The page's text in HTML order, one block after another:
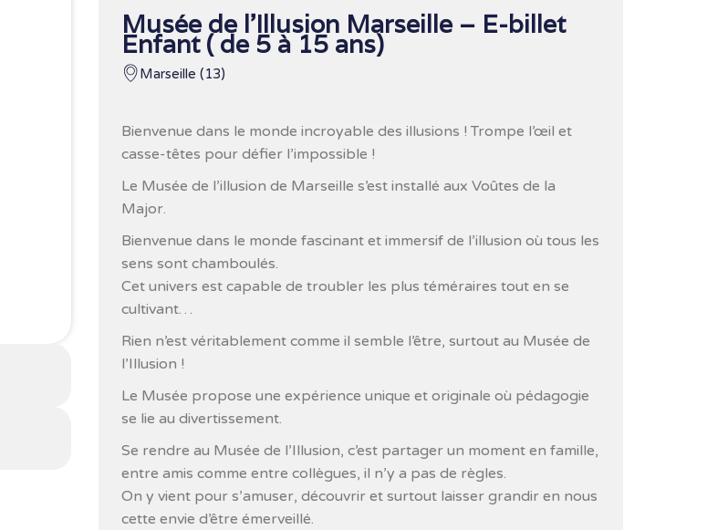
Musée de l’Illusion Marseille – E-billet
Enfant ( de 5 à 15 ans)
Marseille (13)
Bienvenue dans le monde incroyable des illusions ! Trompe l’œil et
casse-têtes pour défier l’impossible !
Le Musée de l’illusion de Marseille s’est installé aux Voûtes de la
Major.
Bienvenue dans le monde fascinant et immersif de l’illusion où tous les
sens sont chamboulés.
Cet univers est capable de troubler les plus téméraires tout en se
cultivant…
Rien n’est véritablement comme il semble l’être, surtout au Musée de
l’Illusion !
Le Musée propose une expérience unique et originale où pédagogie
se lie au divertissement.
Se rendre au Musée de l’Illusion, c’est partager un moment en famille,
entre amis comme entre collègues, il n’y a pas de règles.
On y vient pour s’amuser, découvrir et surtout laisser grandir en nous
cette envie d’être émerveillé.